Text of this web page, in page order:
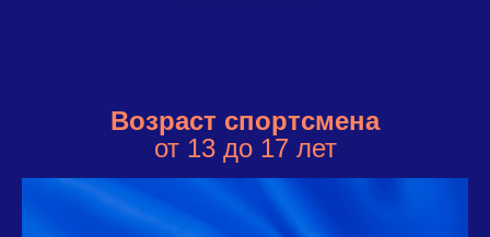
Возраст спортсмена
от 13 до 17 лет